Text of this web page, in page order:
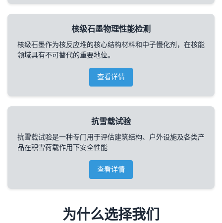
核级石墨物理性能检测
核级石墨作为核反应堆的核心结构材料和中子慢化剂，在核能
领域具有不可替代的重要地位。
查看详情
抗雪载试验
抗雪载试验是一种专门用于评估建筑结构、户外设施及各类产
品在积雪荷载作用下安全性能
查看详情
为什么选择我们